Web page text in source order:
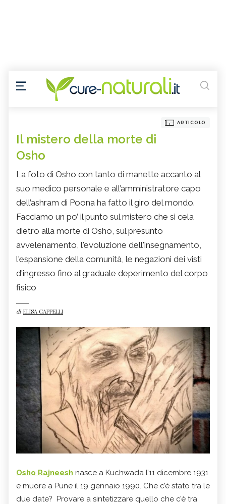
ARTICOLO
Il mistero della morte di
Osho
La foto di Osho con tanto di manette accanto al
suo medico personale e all’amministratore capo
dell’ashram di Poona ha fatto il giro del mondo.
Facciamo un po’ il punto sul mistero che si cela
dietro alla morte di Osho, sul presunto
avvelenamento, l'evoluzione dell'insegnamento,
l'espansione della comunità, le negazioni dei visti
d'ingresso fino al graduale deperimento del corpo
fisico
di ELISA CAPPELLI
Osho Rajneesh nasce a Kuchwada l’11 dicembre 1931
e muore a Pune il 19 gennaio 1990. Che c’è stato tra le
due date? Provare a sintetizzare quello che c’è tra